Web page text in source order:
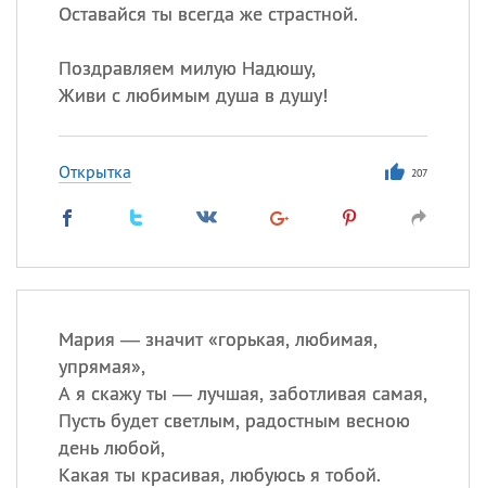
Оставайся ты всегда же страстной.
Поздравляем милую Надюшу,
Живи с любимым душа в душу!
Открытка 207
Мария — значит «горькая, любимая,
упрямая»,
А я скажу ты — лучшая, заботливая самая,
Пусть будет светлым, радостным весною
день любой,
Какая ты красивая, любуюсь я тобой.